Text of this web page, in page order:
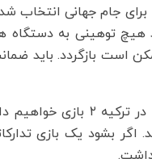
برای جام جهانی
هیچ توهینی به
است بازگردد. باید
تاج درباره دیدارهای